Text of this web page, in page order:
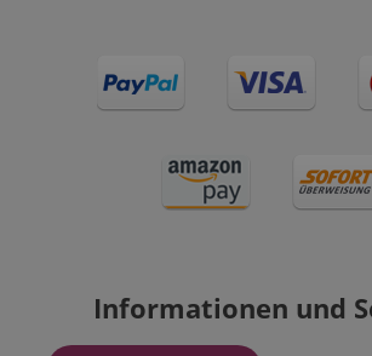
Informationen und